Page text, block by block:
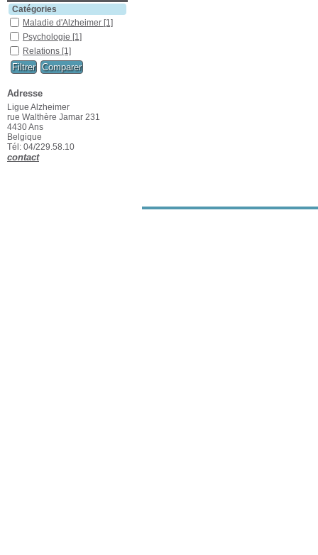
Catégories
Maladie d'Alzheimer [1]
Psychologie [1]
Relations [1]
Adresse
Ligue Alzheimer
rue Walthère Jamar 231
4430 Ans
Belgique
Tél: 04/229.58.10
contact